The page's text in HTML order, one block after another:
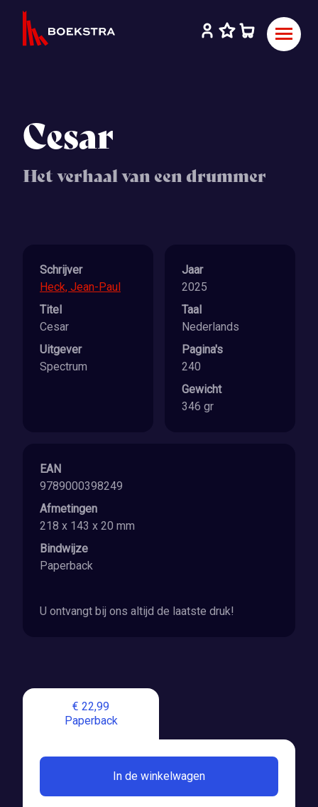
Cesar
Het verhaal van een drummer
€ 22,99
Paperback
In de winkelwagen
Schrijver
Heck, Jean-Paul
Titel
Cesar
Uitgever
Spectrum
Jaar
2025
Taal
Nederlands
Pagina's
240
Gewicht
346 gr
EAN
9789000398249
Afmetingen
218 x 143 x 20 mm
Bindwijze
Paperback
U ontvangt bij ons altijd de laatste druk!